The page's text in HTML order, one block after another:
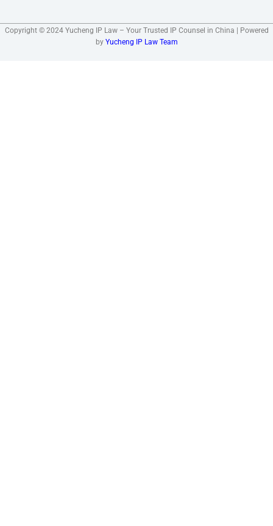
Copyright © 2024 Yucheng IP Law – Your Trusted IP Counsel in China | Powered
by Yucheng IP Law Team